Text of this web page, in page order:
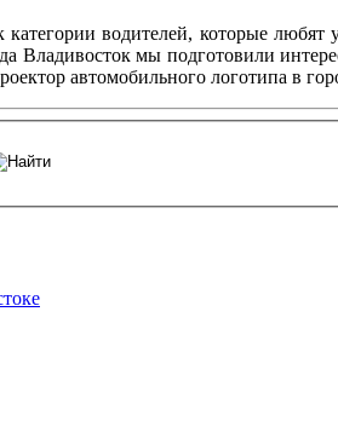
водителей, которые любят
Владивосток мы подготовили
автомобильного логотипа в